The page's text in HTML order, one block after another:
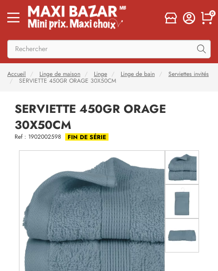
0
Accueil Linge de maison Linge Linge de bain
Serviettes invités
SERVIETTE 450GR ORAGE 30X50CM
SERVIETTE 450GR ORAGE
30X50CM
Ref : 1902002598 FIN DE SÉRIE